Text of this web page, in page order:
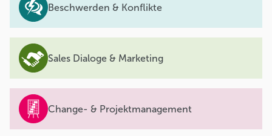
Beschwerden & Konflikte
Sales Dialoge & Marketing
Change- & Projektmanagement